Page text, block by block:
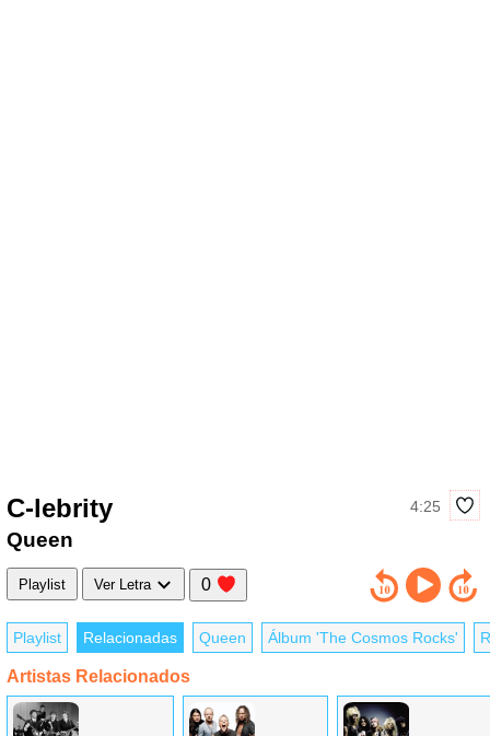
C-lebrity 4:25
Queen
Playlist Ver Letra 0
Playlist Relacionadas Queen Álbum 'The Cosmos Rocks'
Artistas Relacionados